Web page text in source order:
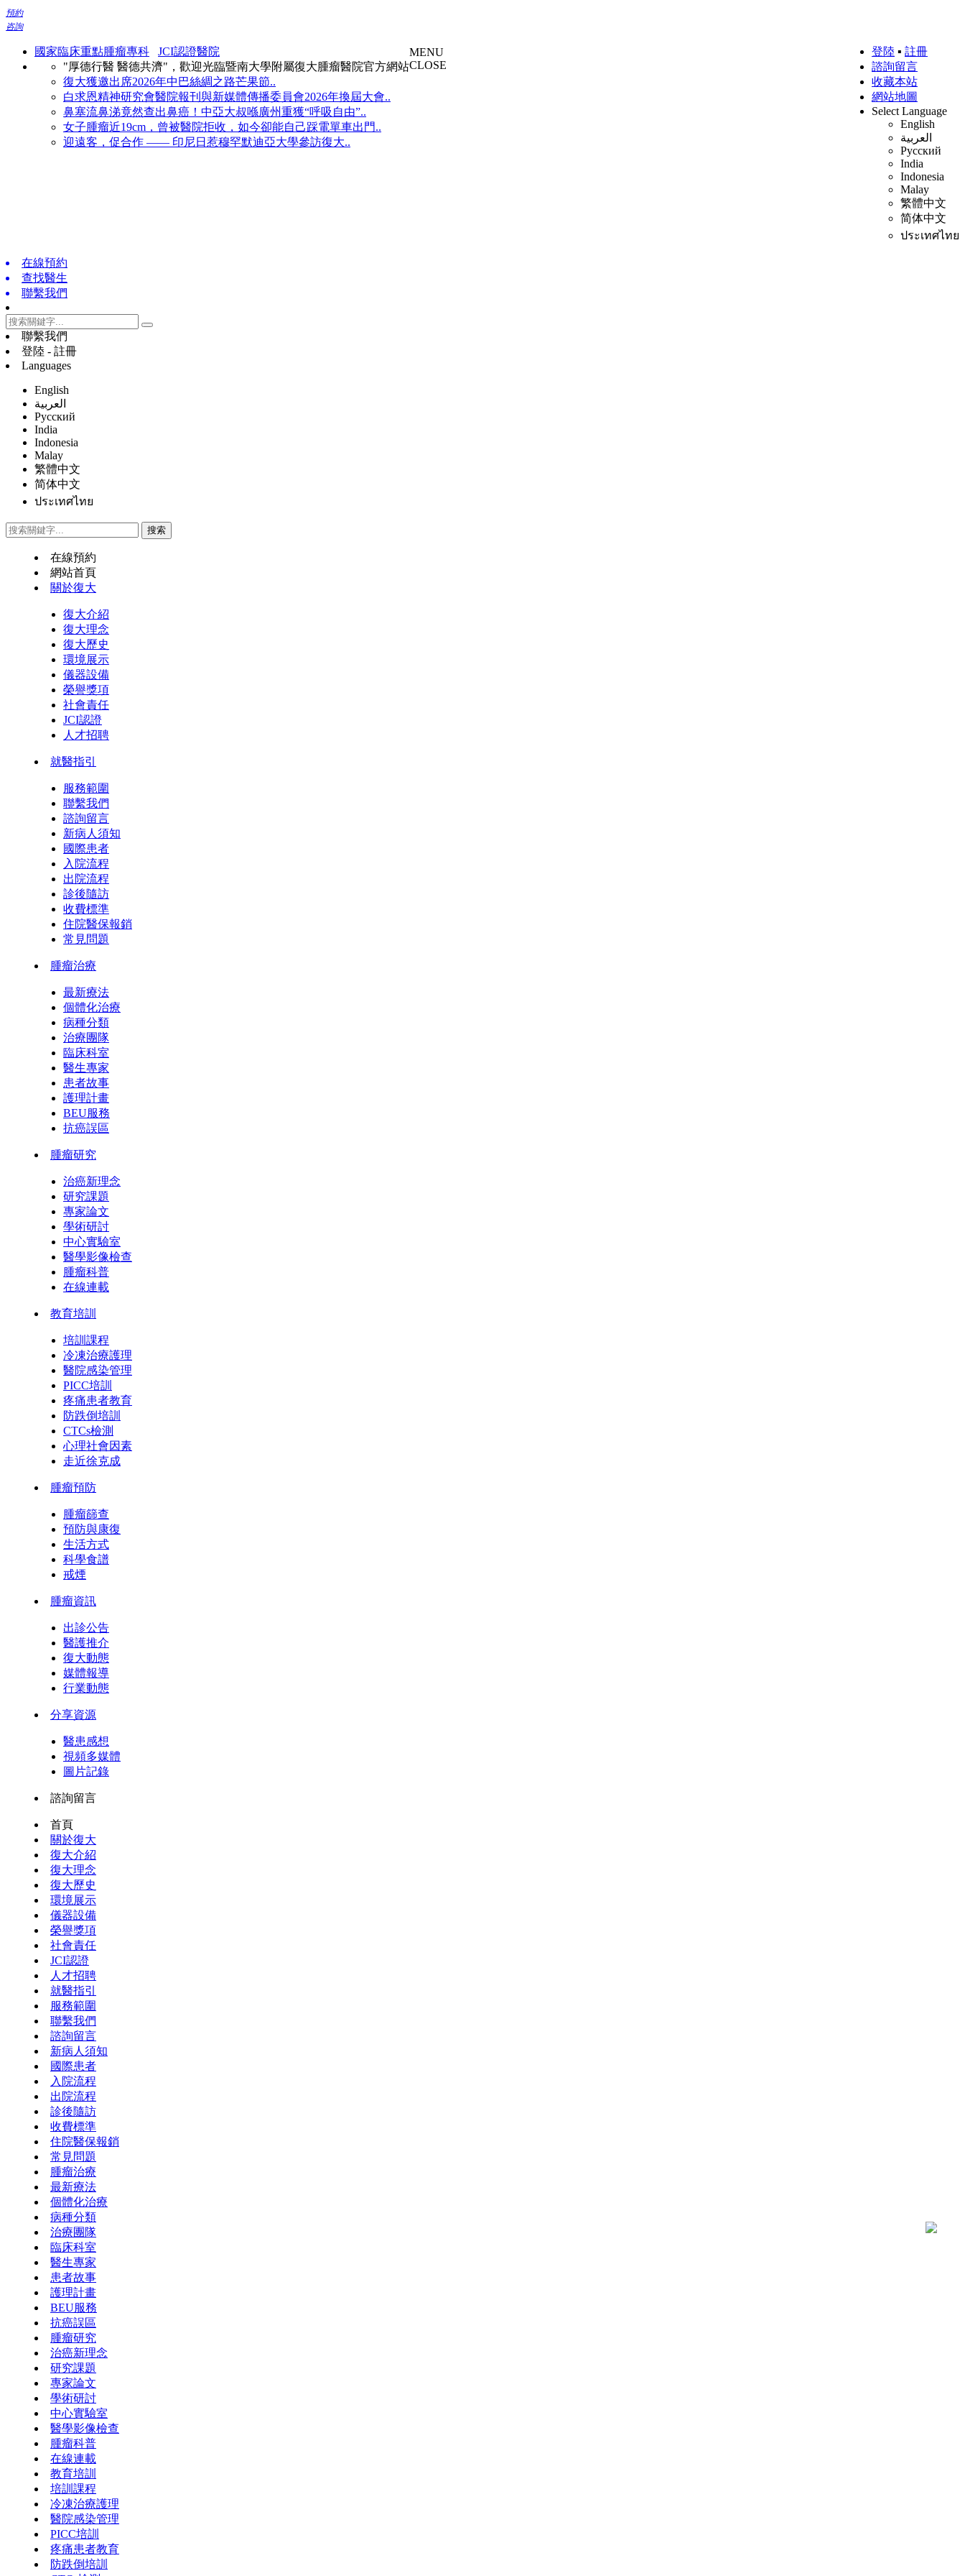
預約
咨詢
國家臨床重點腫瘤專科
JCI認證醫院
"厚德行醫 醫德共濟"，歡迎光臨暨南大學附屬復大腫瘤醫院官方網站
復大獲邀出席2026年中巴絲綢之路芒果節..
白求恩精神研究會醫院報刊與新媒體傳播委員會2026年換屆大會..
鼻塞流鼻涕竟然查出鼻癌！中亞大叔喺廣州重獲“呼吸自由”..
女子腫瘤近19cm，曾被醫院拒收，如今卻能自己踩電單車出門..
迎遠客，促合作 —— 印尼日惹穆罕默迪亞大學參訪復大..
登陸 ▪ 註冊
諮詢留言
收藏本站
網站地圖
Select Language
English
العربية
Русский
India
Indonesia
Malay
繁體中文
简体中文
ประเทศไทย
MENU
CLOSE
在線預約
查找醫生
聯繫我們
聯繫我們
登陸 - 註冊
Languages
English
العربية
Русский
India
Indonesia
Malay
繁體中文
简体中文
ประเทศไทย
在線預約
網站首頁
關於復大
復大介紹
復大理念
復大歷史
環境展示
儀器設備
榮譽獎項
社會責任
JCI認證
人才招聘
就醫指引
服務範圍
聯繫我們
諮詢留言
新病人須知
國際患者
入院流程
出院流程
診後隨訪
收費標準
住院醫保報銷
常見問題
腫瘤治療
最新療法
個體化治療
病種分類
治療團隊
臨床科室
醫生專家
患者故事
護理計畫
BEU服務
抗癌誤區
腫瘤研究
治癌新理念
研究課題
專家論文
學術研討
中心實驗室
醫學影像檢查
腫瘤科普
在線連載
教育培訓
培訓課程
冷凍治療護理
醫院感染管理
PICC培訓
疼痛患者教育
防跌倒培訓
CTCs檢測
心理社會因素
走近徐克成
腫瘤預防
腫瘤篩查
預防與康復
生活方式
科學食譜
戒煙
腫瘤資訊
出診公告
醫護推介
復大動態
媒體報導
行業動態
分享資源
醫患感想
視頻多媒體
圖片記錄
諮詢留言
首頁
關於復大
復大介紹
復大理念
復大歷史
環境展示
儀器設備
榮譽獎項
社會責任
JCI認證
人才招聘
就醫指引
服務範圍
聯繫我們
諮詢留言
新病人須知
國際患者
入院流程
出院流程
診後隨訪
收費標準
住院醫保報銷
常見問題
腫瘤治療
最新療法
個體化治療
病種分類
治療團隊
臨床科室
醫生專家
患者故事
護理計畫
BEU服務
抗癌誤區
腫瘤研究
治癌新理念
研究課題
專家論文
學術研討
中心實驗室
醫學影像檢查
腫瘤科普
在線連載
教育培訓
培訓課程
冷凍治療護理
醫院感染管理
PICC培訓
疼痛患者教育
防跌倒培訓